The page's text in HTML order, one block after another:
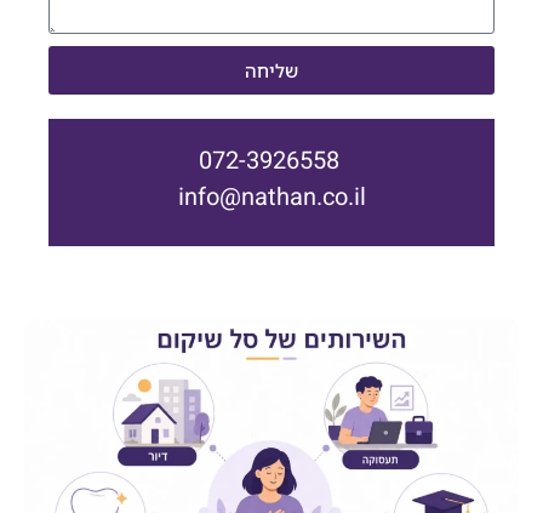
שליחה
072-3926558
info@nathan.co.il